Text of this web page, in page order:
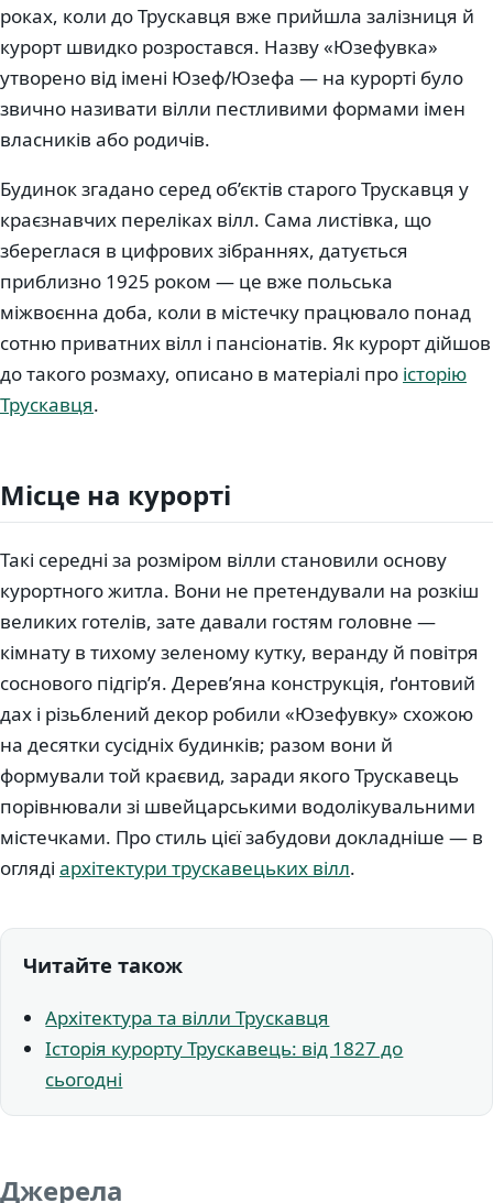
роках, коли до Трускавця вже прийшла залізниця й
курорт швидко розростався. Назву «Юзефувка»
утворено від імені Юзеф/Юзефа — на курорті було
звично називати вілли пестливими формами імен
власників або родичів.
Будинок згадано серед об’єктів старого Трускавця у
краєзнавчих переліках вілл. Сама листівка, що
збереглася в цифрових зібраннях, датується
приблизно 1925 роком — це вже польська
міжвоєнна доба, коли в містечку працювало понад
сотню приватних вілл і пансіонатів. Як курорт дійшов
до такого розмаху, описано в матеріалі про історію
Трускавця.
Місце на курорті
Такі середні за розміром вілли становили основу
курортного житла. Вони не претендували на розкіш
великих готелів, зате давали гостям головне —
кімнату в тихому зеленому кутку, веранду й повітря
соснового підгір’я. Дерев’яна конструкція, ґонтовий
дах і різьблений декор робили «Юзефувку» схожою
на десятки сусідніх будинків; разом вони й
формували той краєвид, заради якого Трускавець
порівнювали зі швейцарськими водолікувальними
містечками. Про стиль цієї забудови докладніше — в
огляді архітектури трускавецьких вілл.
Читайте також
Архітектура та вілли Трускавця
Історія курорту Трускавець: від 1827 до
сьогодні
Джерела